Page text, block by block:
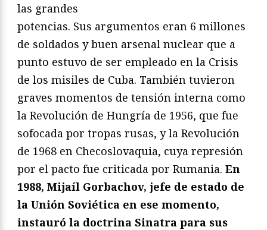
las grandes
potencias. Sus argumentos eran 6 millones
de soldados y buen arsenal nuclear que a
punto estuvo de ser empleado en la Crisis
de los misiles de Cuba. También tuvieron
graves momentos de tensión interna como
la Revolución de Hungría de 1956, que fue
sofocada por tropas rusas, y la Revolución
de 1968 en Checoslovaquia, cuya represión
por el pacto fue criticada por Rumania. En
1988, Mijaíl Gorbachov, jefe de estado de
la Unión Soviética en ese momento,
instauró la doctrina Sinatra para sus